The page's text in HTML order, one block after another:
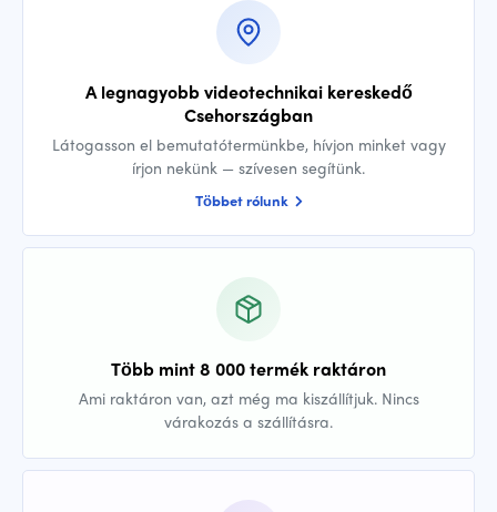
A legnagyobb videotechnikai kereskedő
Csehországban
Látogasson el bemutatótermünkbe, hívjon minket vagy
írjon nekünk — szívesen segítünk.
Többet rólunk
Több mint 8 000 termék raktáron
Ami raktáron van, azt még ma kiszállítjuk. Nincs
várakozás a szállításra.